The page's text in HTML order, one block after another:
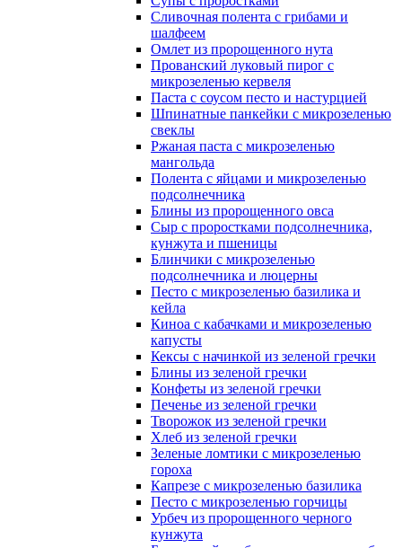
Сливочная полента с грибами и
шалфеем
Омлет из пророщенного нута
Прованский луковый пирог с
микрозеленью кервеля
Паста с соусом песто и настурцией
Шпинатные панкейки с микрозеленью
свеклы
Ржаная паста с микрозеленью
мангольда
Полента с яйцами и микрозеленью
подсолнечника
Блины из пророщенного овса
Cыр с проростками подсолнечника,
кунжута и пшеницы
Блинчики с микрозеленью
подсолнечника и люцерны
Песто с микрозеленью базилика и
кейла
Киноа с кабачками и микрозеленью
капусты
Кексы с начинкой из зеленой гречки
Блины из зеленой гречки
Конфеты из зеленой гречки
Печенье из зеленой гречки
Творожок из зеленой гречки
Хлеб из зеленой гречки
Зеленые ломтики с микрозеленью
гороха
Капрезе с микрозеленью базилика
Песто с микрозеленью горчицы
Урбеч из пророщенного черного
кунжута